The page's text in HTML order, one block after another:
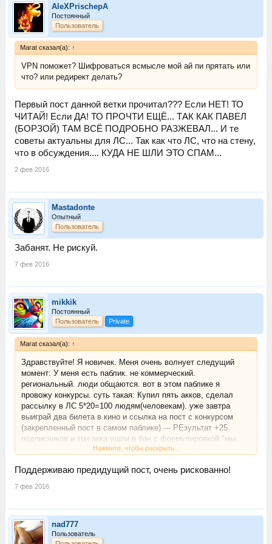
AleXPrischepA
Постоянный
Пользователь
Marat сказал(а): ↑
VPN поможет? Шифроваться всмысле мой ай пи прятать или
что? или редирект делать?
Первый пост данной ветки прочитал??? Если НЕТ! ТО
ЧИТАЙ! Если ДА! ТО ПРОЧТИ ЕЩЁ... ТАК КАК ПАВЕЛ
(БОРЗОЙ) ТАМ ВСЁ ПОДРОБНО РАЗЖЕВАЛ... И те
советы актуальны для ЛС... Так как что ЛС, что на стену,
что в обсуждения.... КУДА НЕ ШЛИ ЭТО СПАМ...
2 фев 2016
Mastadonte
Опытный
Пользователь
Забанят. Не рискуй.
7 фев 2016
mikkik
Постоянный
Пользователь
Private
Marat сказал(а): ↑
Здравствуйте! Я новичек. Меня очень волнует следущий
момент: У меня есть паблик. не коммерческий.
региональный. люди общаются. вот в этом паблике я
провожу конкурсы. суть такая: Купил пять акков, сделал
рассылку в ЛС 5*20=100 людям(человекам). уже завтра
выиграй два билета в кино и ссылка на пост с конкурсом
(закрепленный пост в самом паблике) --- РЕзультат +25
подписчиков и три акка ушли в бан с формулировкой "мы
заметили что с вашей страницы рассылается спам возможно
И Несколько вопросов: это ВК заметил значит спам в лс или
способ не подходит и в дальнейшем будут акки мои вк
банить?
Нажмите, чтобы раскрыть...
Поддерживаю предидущий пост, очень рискованно!
7 фев 2016
nad777
Пользователь